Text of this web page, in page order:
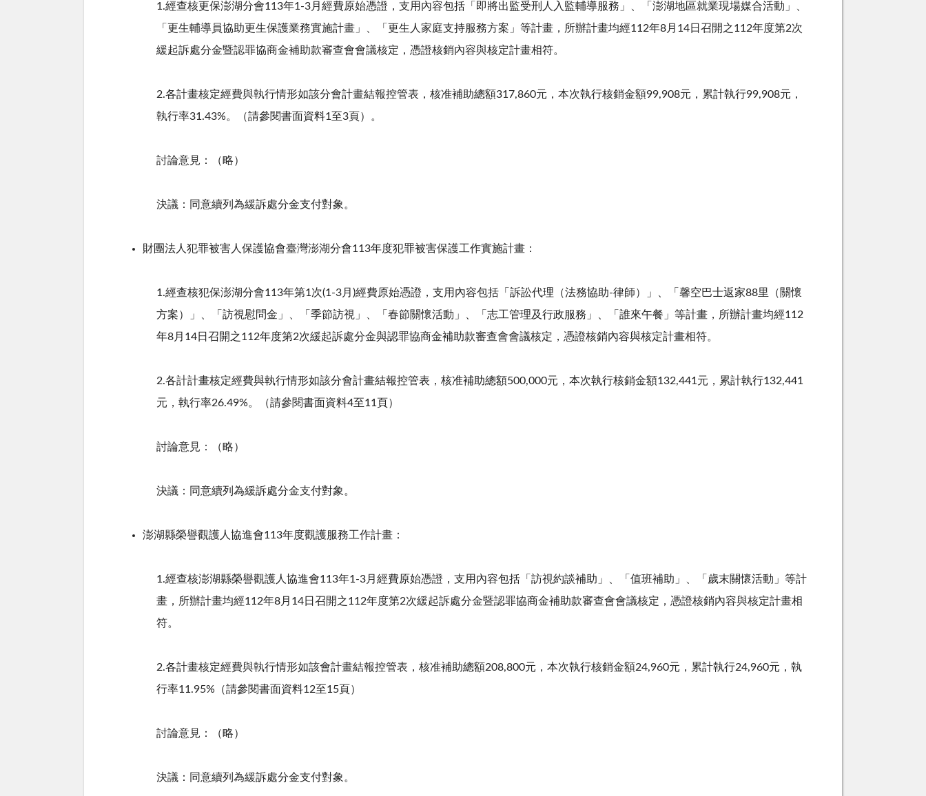
1.經查核更保澎湖分會113年1-3月經費原始憑證，支用內容包括「即將出監受刑人入監輔導服務」、「澎湖地區就業現場媒合活動」、
「更生輔導員協助更生保護業務實施計畫」、「更生人家庭支持服務方案」等計畫，所辦計畫均經112年8月 14日召開之112年度第2次
緩起訴處分金暨認罪協商金補助款審查會會議核定，憑證核銷內容與核定計畫相符。
2.各計畫核定經費與執行情形如該分會計畫結報控管表，核准補助總額317,860元，本次執行核銷金額99,908元，累計執行99,908元，
執行率31.43%。（請參閱書面資料1至3頁）。
討論意見：（略）
決議：同意續列為緩訴處分金支付對象。
財團法人犯罪被害人保護協會臺灣澎湖分會113年度犯罪被害保護工作實施計畫：
1.經查核犯保澎湖分會113年第1次(1-3月 )經費原始憑證，支用內容包括「訴訟代理（法務協助-律師）」、「馨空巴士返家88里（關懷
方案）」、「訪視慰問金」、「季節訪視」、「春節關懷活動」、「志工管理及行政服務」、「誰來午餐」等計畫，所辦計畫均經112
年8月 14日召開之112年度第2次緩起訴處分金與認罪協商金補助款審查會會議核定，憑證核銷內容與核定計畫相符。
2.各計計畫核定經費與執行情形如該分會計畫結報控管表，核准補助總額500,000元，本次執行核銷金額132,441元，累計執行132,441
元，執行率26.49%。（請參閱書面資料4至11頁）
討論意見：（略）
決議：同意續列為緩訴處分金支付對象。
澎湖縣榮譽觀護人協進會113年度觀護服務工作計畫：
1.經查核澎湖縣榮譽觀護人協進會113年1-3月經費原始憑證，支用內容包括「訪視約談補助」、「值班補助」、「歲末關懷活動」等計
畫，所辦計畫均經112年8月 14日召開之112年度第2次緩起訴處分金暨認罪協商金補助款審查會會議核定，憑證核銷內容與核定計畫相
符。
2.各計畫核定經費與執行情形如該會計畫結報控管表，核准補助總額208,800元，本次執行核銷金額24,960元，累計執行24,960元，執
行率11.95% （請參閱書面資料12至15頁）
討論意見：（略）
決議：同意續列為緩訴處分金支付對象。